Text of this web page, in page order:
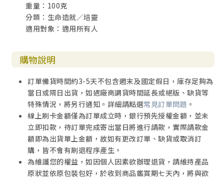
重量：100克
分類：生命造就／培靈
適用對象：適用所有人
購物說明
訂單備貨時間約3-5天不包含週末及國定假日，庫存足夠為
當日或隔日出貨，如遇廠商調貨時間延長或絕版、缺貨等
特殊情況，將另行通知。詳細請點選常見訂單問題 。
線上刷卡金額僅為訂單成立時，銀行預先授權金額，並未
立即扣款，待訂單完成寄出當日將進行請款，實際請款金
額即為出貨單上金額，故如有更改訂單、缺貨或取消訂
購，皆不會有刷退程序產生。
為維護您的權益，如因個人因素欲辦理退貨，請維持產品
原狀並依原包裝包好，於收到商品鑑賞期七天內，將與欲